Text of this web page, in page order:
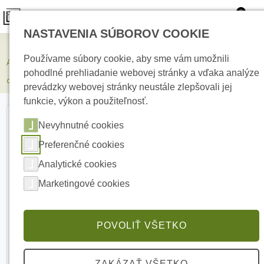
0
AJAX Superior DoorProtect Fibra White magnetický detektor
otvorenia
NASTAVENIA SÚBOROV COOKIE
Používame súbory cookie, aby sme vám umožnili
pohodlné prehliadanie webovej stránky a vďaka analýze
prevádzky webovej stránky neustále zlepšovali jej
funkcie, výkon a použiteľnosť.
Nevyhnutné cookies
Preferenčné cookies
Analytické cookies
Marketingové cookies
POVOLIŤ VŠETKO